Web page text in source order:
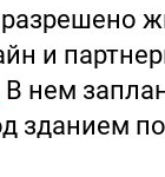
и
В нем
зданием